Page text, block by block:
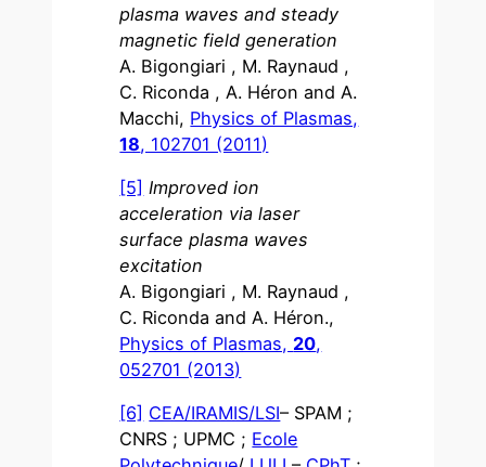
plasma waves and steady
magnetic field generation
A. Bigongiari , M. Raynaud ,
C. Riconda , A. Héron and A.
Macchi, Physics of Plasmas,
18, 102701 (2011)
[5] Improved ion
acceleration via laser
surface plasma waves
excitation
A. Bigongiari , M. Raynaud ,
C. Riconda and A. Héron.,
Physics of Plasmas, 20,
052701 (2013)
[6] CEA/IRAMIS/LSI– SPAM ;
CNRS ; UPMC ; Ecole